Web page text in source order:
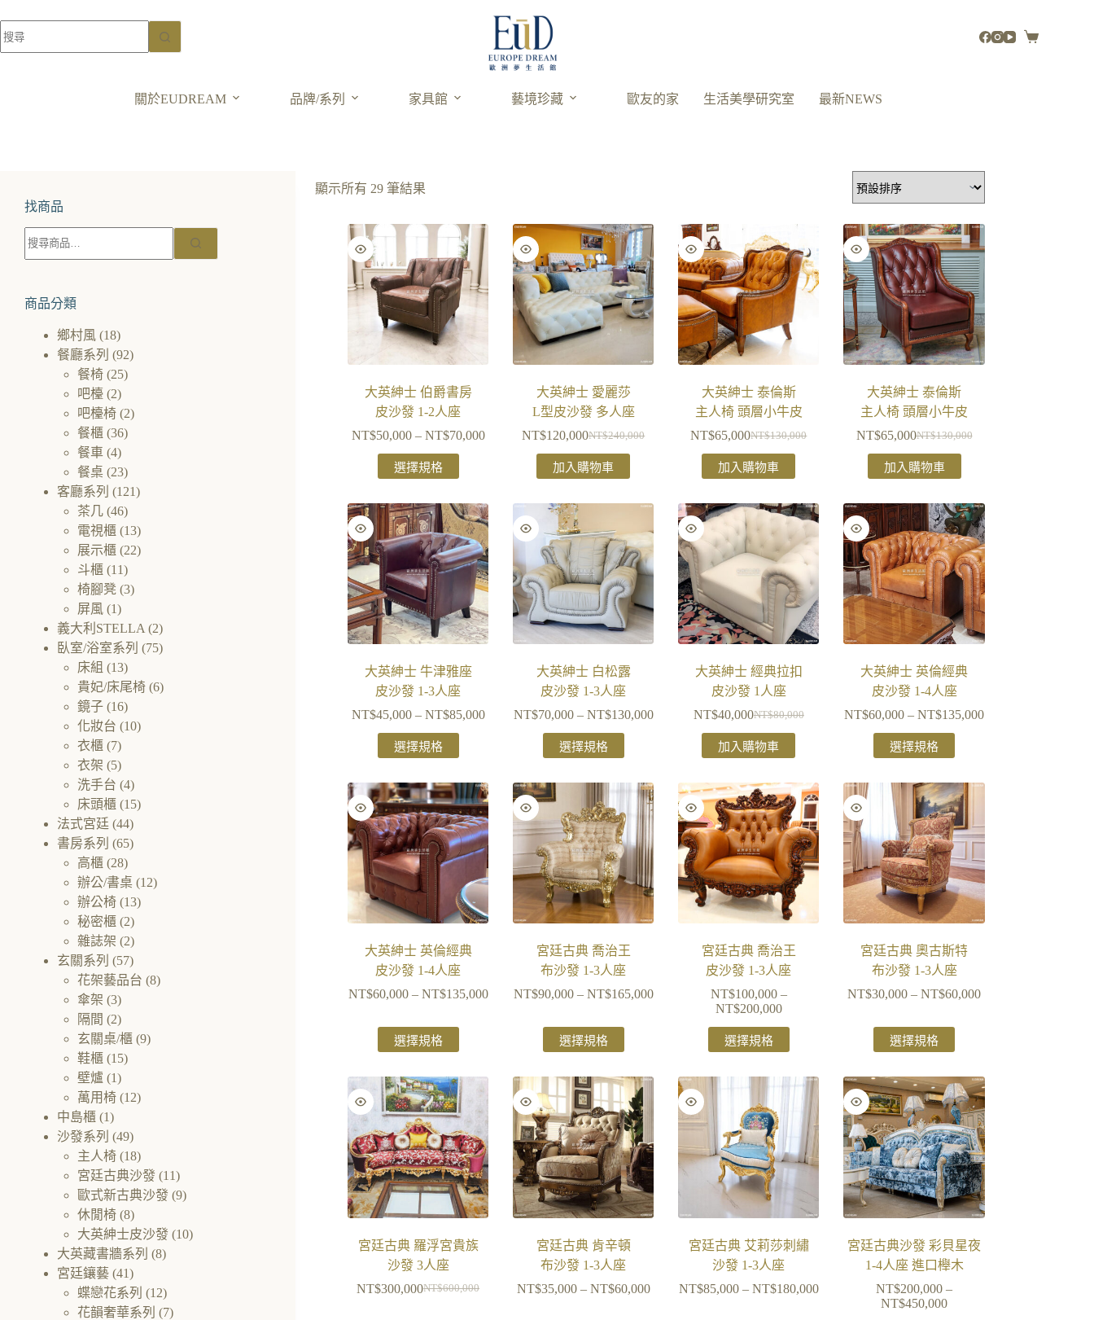
關於EUDREAM 品牌/系列 家具館 藝境珍藏 歐友的家 生活美學研究室 最新NEWS
顯示所有 29 筆結果
大英紳士 伯爵書房
皮沙發 1-2人座
NT$50,000 – NT$70,000
選擇規格
大英紳士 愛麗莎
L型皮沙發 多人座
NT$240,000
NT$120,000
加入購物車
大英紳士 泰倫斯
主人椅 頭層小牛皮
NT$130,000
NT$65,000
加入購物車
大英紳士 泰倫斯
主人椅 頭層小牛皮
NT$130,000
NT$65,000
加入購物車
大英紳士 牛津雅座
皮沙發 1-3人座
NT$45,000 – NT$85,000
選擇規格
大英紳士 白松露
皮沙發 1-3人座
NT$70,000 – NT$130,000
選擇規格
大英紳士 經典拉扣
皮沙發 1人座
NT$80,000
NT$40,000
加入購物車
大英紳士 英倫經典
皮沙發 1-4人座
NT$60,000 – NT$135,000
選擇規格
大英紳士 英倫經典
皮沙發 1-4人座
NT$60,000 – NT$135,000
選擇規格
宮廷古典 喬治王
布沙發 1-3人座
NT$90,000 – NT$165,000
選擇規格
宮廷古典 喬治王
皮沙發 1-3人座
NT$100,000 –
NT$200,000
選擇規格
宮廷古典 奧古斯特
布沙發 1-3人座
NT$30,000 – NT$60,000
選擇規格
宮廷古典 羅浮宮貴族
沙發 3人座
NT$600,000
NT$300,000
宮廷古典 肯辛頓
布沙發 1-3人座
NT$35,000 – NT$60,000
宮廷古典 艾莉莎刺繡
沙發 1-3人座
NT$85,000 – NT$180,000
宮廷古典沙發 彩貝星夜
1-4人座 進口櫸木
NT$200,000 –
NT$450,000
找商品
商品分類
鄉村風 (18)
餐廳系列 (92)
餐椅 (25)
吧檯 (2)
吧檯椅 (2)
餐櫃 (36)
餐車 (4)
餐桌 (23)
客廳系列 (121)
茶几 (46)
電視櫃 (13)
展示櫃 (22)
斗櫃 (11)
椅腳凳 (3)
屏風 (1)
義大利STELLA (2)
臥室/浴室系列 (75)
床組 (13)
貴妃/床尾椅 (6)
鏡子 (16)
化妝台 (10)
衣櫃 (7)
衣架 (5)
洗手台 (4)
床頭櫃 (15)
法式宮廷 (44)
書房系列 (65)
高櫃 (28)
辦公/書桌 (12)
辦公椅 (13)
秘密櫃 (2)
雜誌架 (2)
玄關系列 (57)
花架藝品台 (8)
傘架 (3)
隔間 (2)
玄關桌/櫃 (9)
鞋櫃 (15)
壁爐 (1)
萬用椅 (12)
中島櫃 (1)
沙發系列 (49)
主人椅 (18)
宮廷古典沙發 (11)
歐式新古典沙發 (9)
休閒椅 (8)
大英紳士皮沙發 (10)
大英藏書牆系列 (8)
宮廷鑲藝 (41)
蝶戀花系列 (12)
花韻奢華系列 (7)